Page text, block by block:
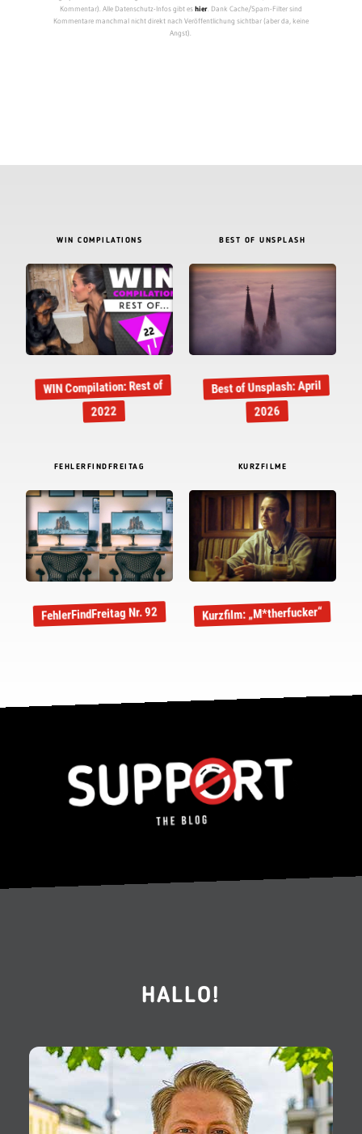
Kommentar). Alle Datenschutz-Infos gibt eshier. Dank Cache/Spam-Filter sind
Kommentare manchmal nicht direkt nach Veröffentlichung sichtbar (aber da, keine
Angst).
WIN COMPILATIONS
WIN Compilation: Rest of
2022
BEST OF UNSPLASH
Best of Unsplash: April
2026
FEHLERFINDFREITAG
FehlerFindFreitag Nr. 92
KURZFILME
Kurzfilm: „M*therfucker“
HALLO!